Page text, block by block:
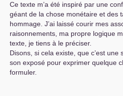
Ce texte m’a été inspiré par une
géant de la chose monétaire et des
hommage. J’ai laissé courir mes
raisonnements, ma propre logique
texte, je tiens à le préciser.
Disons, si cela existe, que c’est
son exposé pour exprimer quelque
formuler.